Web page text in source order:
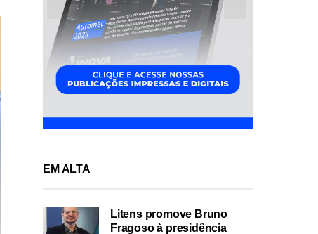
EM ALTA
Litens promove Bruno
Fragoso à presidência